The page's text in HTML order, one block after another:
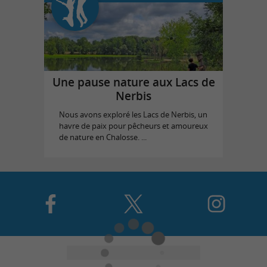
Une pause nature aux Lacs de
Nerbis
Nous avons exploré les Lacs de Nerbis, un
havre de paix pour pêcheurs et amoureux
de nature en Chalosse. ...